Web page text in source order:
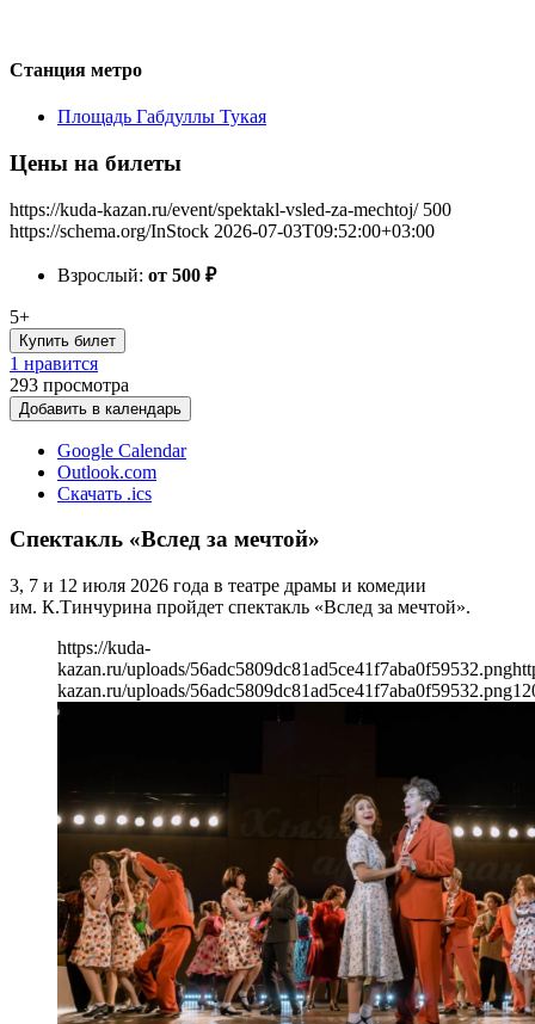
Станция метро
Площадь Габдуллы Тукая
Цены на билеты
https://kuda-kazan.ru/event/spektakl-vsled-za-mechtoj/ 500
https://schema.org/InStock 2026-07-03T09:52:00+03:00
Взрослый: от 500 ₽
5+
Купить билет
1 нравится
293 просмотра
Добавить в календарь
Google Calendar
Outlook.com
Скачать .ics
Спектакль «Вслед за мечтой»
3, 7 и 12 июля 2026 года в театре драмы и комедии
им. К.Тинчурина пройдет спектакль «Вслед за мечтой».
https://kuda-
kazan.ru/uploads/56adc5809dc81ad5ce41f7aba0f59532.png
kazan.ru/uploads/56adc5809dc81ad5ce41f7aba0f59532.png